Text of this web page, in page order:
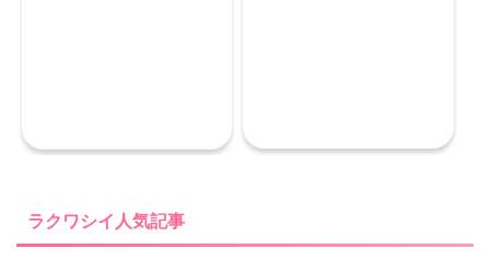
ラクワシイ人気記事